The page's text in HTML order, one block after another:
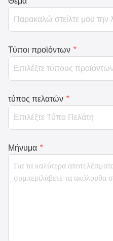
Τύποι προϊόντων *
τύπος πελατών *
Μήνυμα *